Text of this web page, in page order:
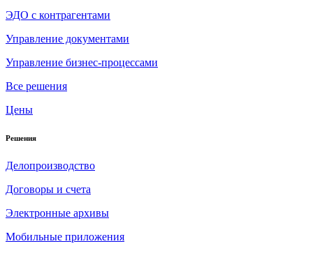
ЭДО с контрагентами
Управление документами
Управление бизнес-процессами
Все решения
Цены
Решения
Делопроизводство
Договоры и счета
Электронные архивы
Мобильные приложения